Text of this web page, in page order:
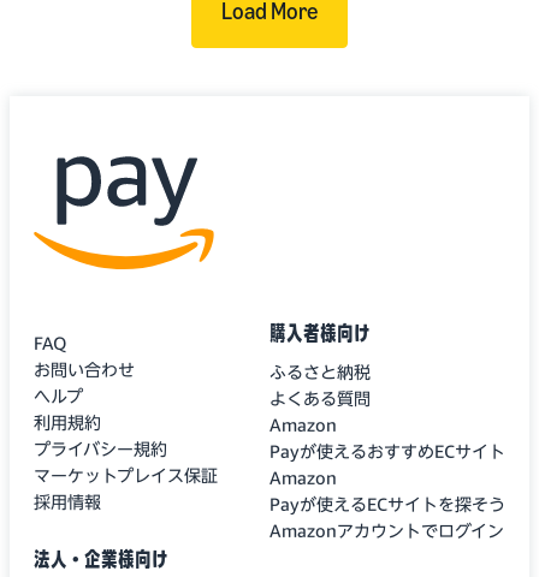
Load More
FAQ
お問い合わせ
ヘルプ
利用規約
プライバシー規約
マーケットプレイス保証
採用情報
購入者様向け
ふるさと納税
よくある質問
Amazon
Payが使えるおすすめECサイト
Amazon
Payが使えるECサイトを探そう
Amazonアカウントでログイン
法人・企業様向け